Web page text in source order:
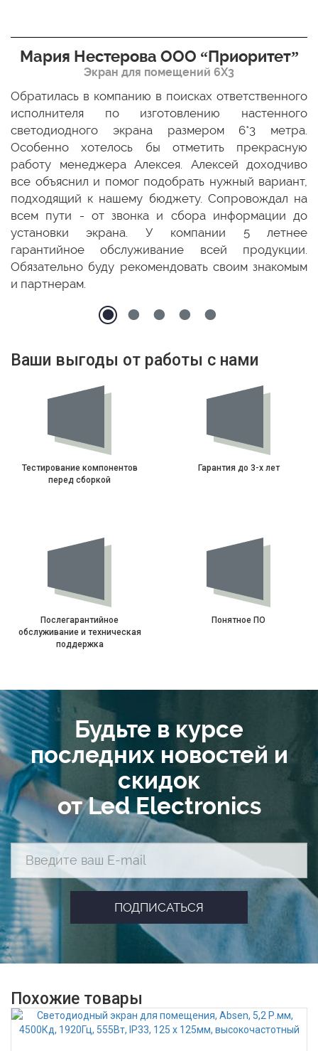
Мария Нестерова ООО “Приоритет”
Экран для помещений 6Х3
Обратилась в компанию в поисках ответственного
исполнителя по изготовлению настенного
светодиодного экрана размером 6*3 метра.
Особенно хотелось бы отметить прекрасную
работу менеджера Алексея. Алексей доходчиво
все объяснил и помог подобрать нужный вариант,
подходящий к нашему бюджету. Сопровождал на
всем пути - от звонка и сбора информации до
установки экрана. У компании 5 летнее
гарантийное обслуживание всей продукции.
Обязательно буду рекомендовать своим знакомым
и партнерам.
Ваши выгоды от работы с нами
Тестирование компонентов
перед сборкой
Гарантия до 3-х лет
Послегарантийное
обслуживание и техническая
поддержка
Понятное ПО
Будьте в курсе
последних новостей и
скидок
от Led Electronics
Похожие товары